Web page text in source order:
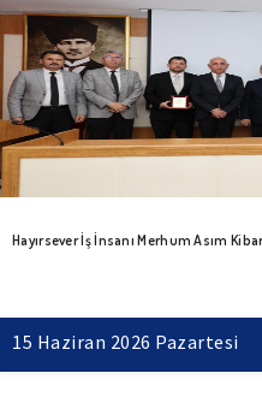
Hayırsever İş İnsanı Merhum Asım
15 Haziran 2026 Pazartesi